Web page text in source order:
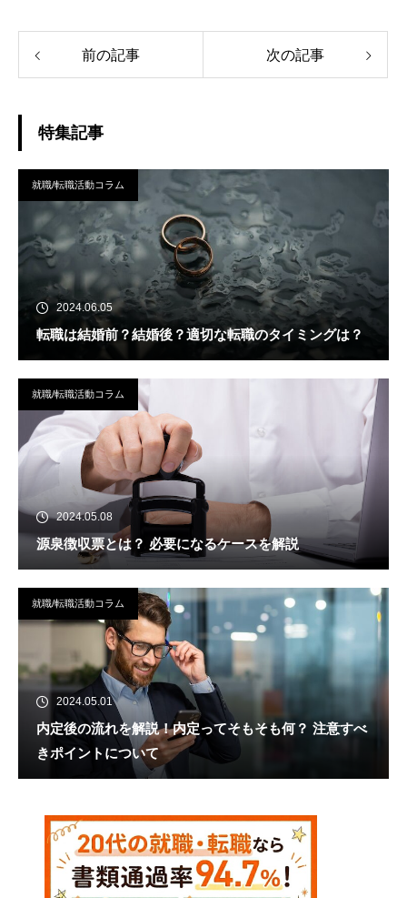
前の記事 次の記事
特集記事
就職/転職活動コラム
2024.06.05
転職は結婚前？結婚後？適切な転職のタイミングは？
就職/転職活動コラム
2024.05.08
源泉徴収票とは？ 必要になるケースを解説
就職/転職活動コラム
2024.05.01
内定後の流れを解説！内定ってそもそも何？ 注意すべ
きポイントについて